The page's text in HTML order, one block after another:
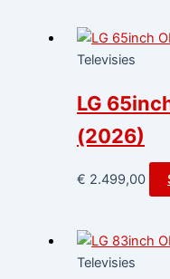
Televisies
LG
(2026)
€ 2.499,00
Televisies